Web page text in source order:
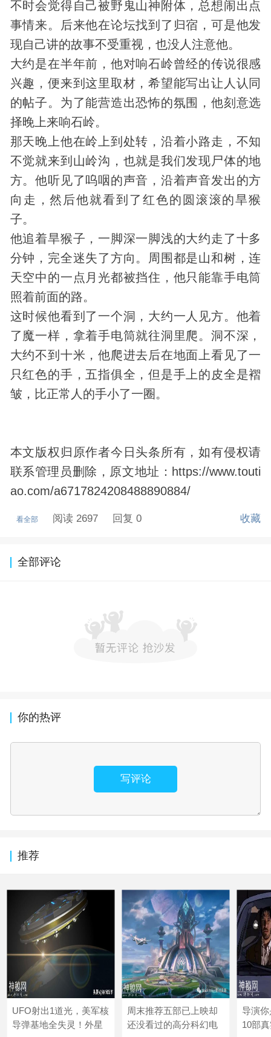
不时会觉得自己被野鬼山神附体，总想闹出点
事情来。后来他在论坛找到了归宿，可是他发
现自己讲的故事不受重视，也没人注意他。
大约是在半年前，他对响石岭曾经的传说很感
兴趣，便来到这里取材，希望能写出让人认同
的帖子。为了能营造出恐怖的氛围，他刻意选
择晚上来响石岭。
那天晚上他在岭上到处转，沿着小路走，不知
不觉就来到山岭沟，也就是我们发现尸体的地
方。他听见了呜咽的声音，沿着声音发出的方
向走，然后他就看到了红色的圆滚滚的旱猴
子。
他追着旱猴子，一脚深一脚浅的大约走了十多
分钟，完全迷失了方向。周围都是山和树，连
天空中的一点月光都被挡住，他只能靠手电筒
照着前面的路。
这时候他看到了一个洞，大约一人见方。他着
了魔一样，拿着手电筒就往洞里爬。洞不深，
大约不到十米，他爬进去后在地面上看见了一
只红色的手，五指俱全，但是手上的皮全是褶
皱，比正常人的手小了一圈。
本文版权归原作者今日头条所有，如有侵权请
联系管理员删除，原文地址：https://www.touti
ao.com/a6717824208488890884/
看全部 阅读 2697 回复 0 收藏
全部评论
你的热评
写评论
推荐
UFO射出1道光，美军核
导弹基地全失灵！外星
周末推荐五部已上映却
还没看过的高分科幻电
导演
10部